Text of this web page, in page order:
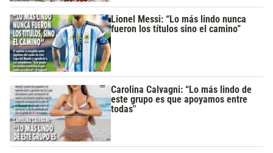
Lionel Messi: “Lo más lindo nunca
fueron los títulos sino el camino”
Carolina Calvagni: “Lo más lindo de
este grupo es que apoyamos entre
todas"